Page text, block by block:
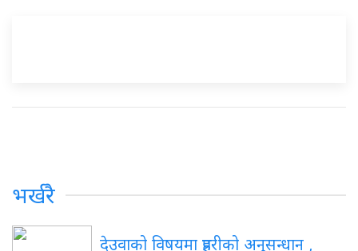
भर्खरै
देउवाको विषयमा प्रहरीको अनुसन्धान ,